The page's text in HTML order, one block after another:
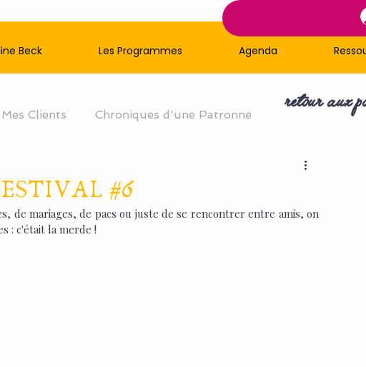
Beck Les Programmes Agenda
Mes Clients Chroniques d'une Patronne
#6
de mariages, de pacs ou juste de se rencontrer entre amis, on
: c'était la merde !
retour aux